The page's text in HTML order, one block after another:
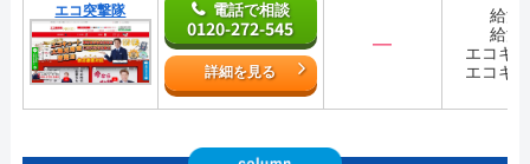
エコ突撃隊 電話で相談
0120-272-545
詳細を見る
―
給湯
給湯
エコキ
エコキ